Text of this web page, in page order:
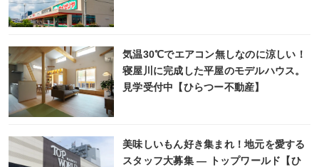
気温30℃でエアコン無しなのに涼しい！
寝屋川に完成した平屋のモデルハウス。
見学受付中【ひらつー不動産】
美味しいもん好き集まれ！地元を愛する
スタッフ大募集 ― トップワールド【ひ